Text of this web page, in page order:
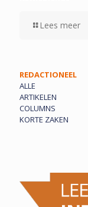
Lees meer
REDACTIONEEL
ALLE
ARTIKELEN
COLUMNS
KORTE ZAKEN